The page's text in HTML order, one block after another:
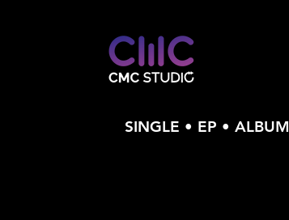
SINGLE • EP • ALBUM